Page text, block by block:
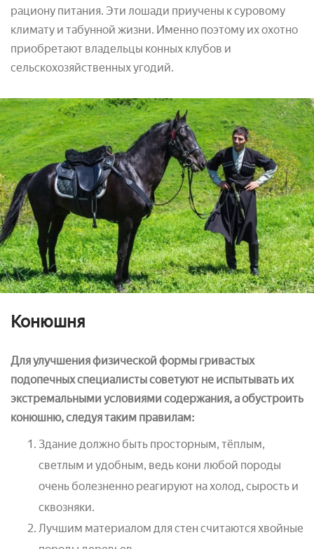
рациону питания. Эти лошади приучены к суровому
климату и табунной жизни. Именно поэтому их охотно
приобретают владельцы конных клубов и
сельскохозяйственных угодий.
Конюшня
Для улучшения физической формы гривастых
подопечных специалисты советуют не испытывать их
экстремальными условиями содержания, а обустроить
конюшню, следуя таким правилам:
Здание должно быть просторным, тёплым,
светлым и удобным, ведь кони любой породы
очень болезненно реагируют на холод, сырость и
сквозняки.
Лучшим материалом для стен считаются хвойные